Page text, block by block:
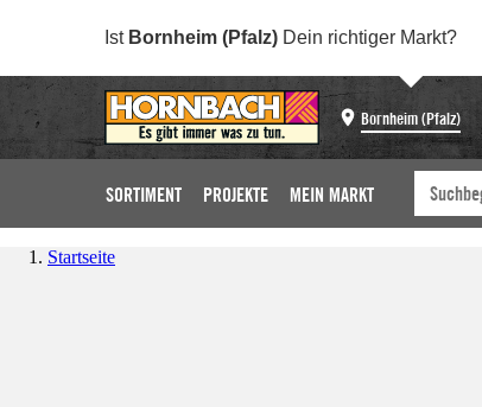
Ist Bornheim (Pfalz) Dein richtiger Markt?
Bornheim (Pfalz)
SORTIMENT PROJEKTE MEIN MARKT
Startseite